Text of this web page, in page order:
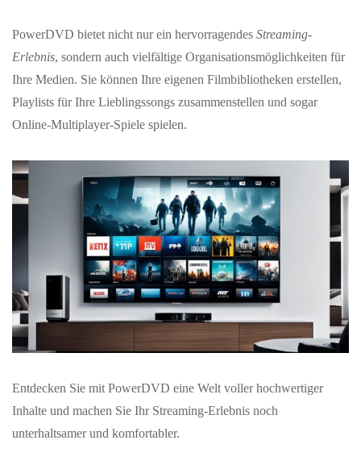
PowerDVD bietet nicht nur ein hervorragendes Streaming-
Erlebnis, sondern auch vielfältige Organisationsmöglichkeiten für
Ihre Medien. Sie können Ihre eigenen Filmbibliotheken erstellen,
Playlists für Ihre Lieblingssongs zusammenstellen und sogar
Online-Multiplayer-Spiele spielen.
Entdecken Sie mit PowerDVD eine Welt voller hochwertiger
Inhalte und machen Sie Ihr Streaming-Erlebnis noch
unterhaltsamer und komfortabler.